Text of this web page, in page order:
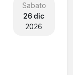
Sabato
26 dic
2026